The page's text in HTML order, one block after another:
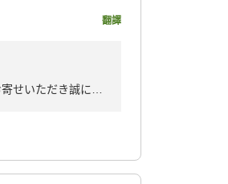
翻譯
せいただき誠にあ